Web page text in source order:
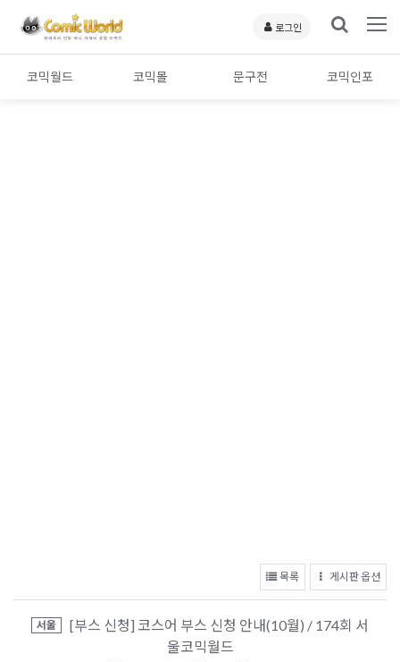
로그인
코믹월드 코믹몰 문구전 코믹인포
목록 게시판 옵션
서울
[부스 신청] 코스어 부스 신청 안내(10월) / 174회 서
울코믹월드